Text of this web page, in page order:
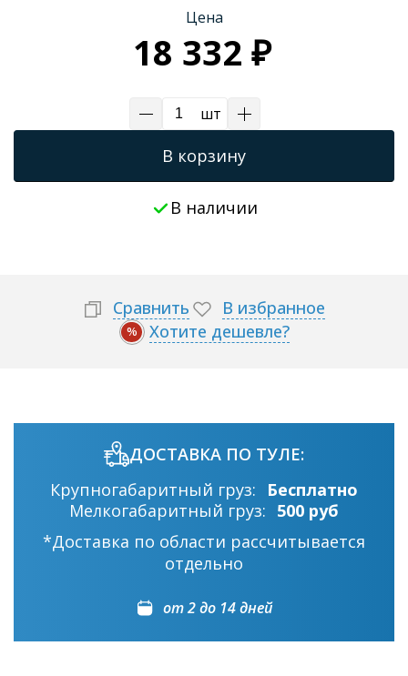
Трапы для душевых
Цена
18 332 ₽
шт
В корзину
В наличии
Сравнить В избранное
% Хотите дешевле?
ДОСТАВКА ПО ТУЛЕ:
Крупногабаритный груз:
Бесплатно
Мелкогабаритный груз: 500 руб
*Доставка по области рассчитывается
отдельно
от 2 до 14 дней